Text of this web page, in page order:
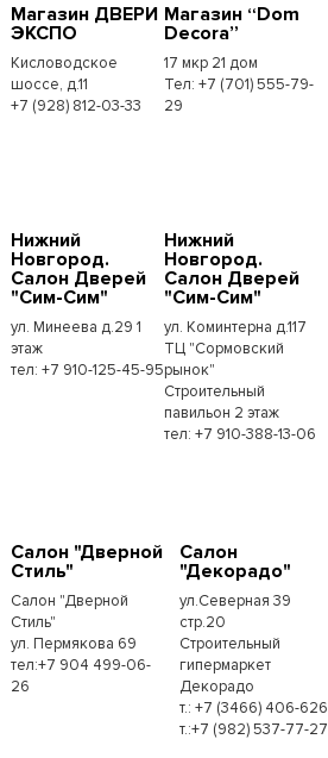
Магазин ДВЕРИ
ЭКСПО
Кисловодское
шоссе, д.11
+7 (928) 812-03-33
Магазин “Dom
Decora”
17 мкр 21 дом
Тел: +7 (701) 555-79-
29
Нижний
Новгород.
Салон Дверей
"Сим-Сим"
ул. Минеева д.29 1
этаж
тел: +7 910-125-45-95
Нижний
Новгород.
Салон Дверей
"Сим-Сим"
ул. Коминтерна д.117
ТЦ "Сормовский
рынок"
Строительный
павильон 2 этаж
тел: +7 910-388-13-06
Салон "Дверной
Стиль"
Салон "Дверной
Стиль"
ул. Пермякова 69
тел:+7 904 499-06-
26
Салон
"Декорадо"
ул.Северная 39
стр.20
Строительный
гипермаркет
Декорадо
т.: +7 (3466) 406-626
т.:+7 (982) 537-77-27